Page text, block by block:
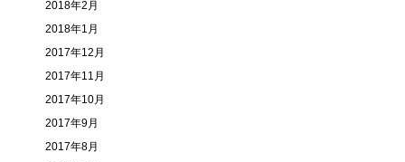
2018年2月
2018年1月
2017年12月
2017年11月
2017年10月
2017年9月
2017年8月